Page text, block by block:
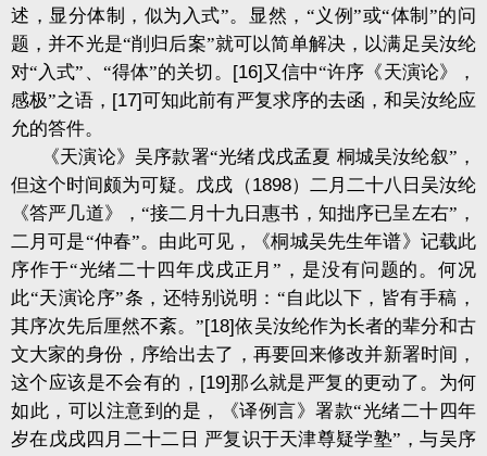
述，显分体制，似为入式”。显然，“义例”或“体制”的问
题，并不光是“削归后案”就可以简单解决，以满足吴汝纶
对“入式”、“得体”的关切。 [16]又信中“许序《天演论》，
感极”之语， [17]可知此前有严复求序的去函，和吴汝纶应
允的答件。
《天演论》吴序款署“光绪戊戌孟夏 桐城吴汝纶叙”，
但这个时间颇为可疑。戊戌（1898）二月二十八日吴汝纶
《答严几道》，“接二月十九日惠书，知拙序已呈左右”，
二月可是“仲春”。由此可见，《桐城吴先生年谱》记载此
序作于“光绪二十四年戊戌正月”，是没有问题的。何况
此“天演论序”条，还特别说明：“自此以下，皆有手稿，
其序次先后厘然不紊。”[18]依吴汝纶作为长者的辈分和古
文大家的身份，序给出去了，再要回来修改并新署时间，
这个应该是不会有的， [19]那么就是严复的更动了。为何
如此，可以注意到的是，《译例言》署款“光绪二十四年
岁在戊戌四月二十二日 严复识于天津尊疑学塾”，与吴序